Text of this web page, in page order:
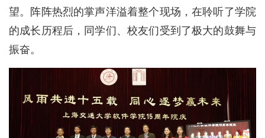
望。阵阵热烈的掌声洋溢着整个现场，在聆听了学院
的成长历程后，同学们、校友们受到了极大的鼓舞与
振奋。